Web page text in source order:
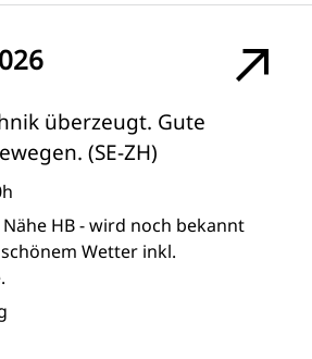
überzeugt. Gute
(SE-ZH)
HB - wird noch bekannt
Wetter inkl.